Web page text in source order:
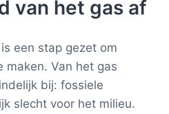
van het gas af
een stap gezet om
maken. Van het gas
bij: fossiele
slecht voor het milieu.